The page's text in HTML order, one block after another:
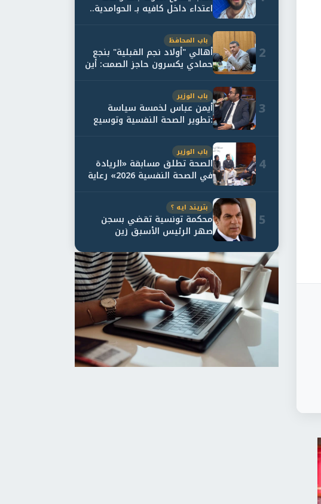
اعتداء داخل كافيه بـ الحوامدية..
وأسرته...
2
باب المحافظ
أهالي "أولاد نجم القبلية" بنجع
حمادي يكسرون حاجز الصمت: أين
حقيقة...
3
باب الوزير
أيمن عباس لخمسة سياسة
:تطوير الصحة النفسية وتوسيع
خدمات العلاج و...
4
باب الوزير
الصحة تطلق مسابقة «الريادة
في الصحة النفسية 2026» رعاية
نفسية اف...
5
بتريند ايه ؟
محكمة تونسية تقضي بسجن
صهر الرئيس الأسبق زين
العابدين بن علي لمدة...